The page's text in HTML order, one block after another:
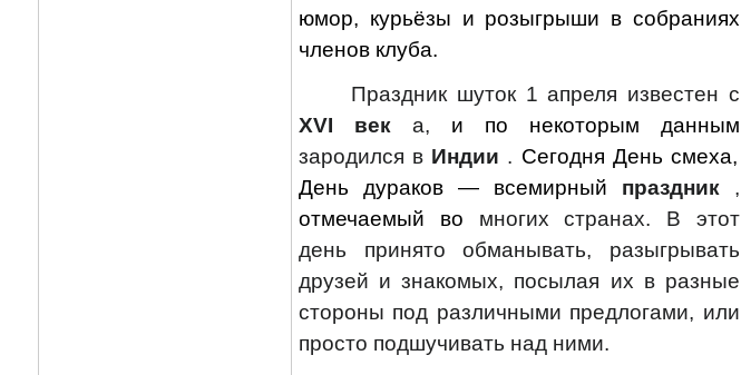
юмор, курьёзы и розыгрыши в собраниях
членов клуба.
Праздник шуток 1 апреля известен с
XVI век
а, и по некоторым данным
зародился в Индии . Сегодня День смеха,
День дураков— всемирный праздник
,
отмечаемый во многих странах. В этот
день принятообманывать, разыгрывать
друзей и знакомых, посылая их в разные
стороны под различными предлогами, или
просто подшучивать над ними.